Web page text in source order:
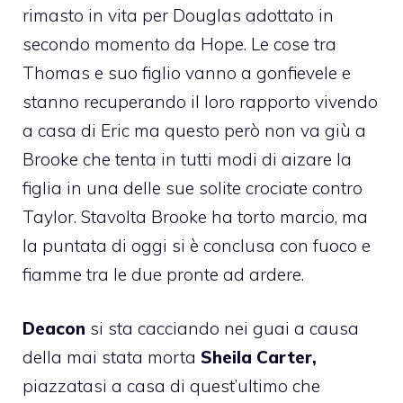
rimasto in vita per Douglas adottato in
secondo momento da Hope. Le cose tra
Thomas e suo figlio vanno a gonfievele e
stanno recuperando il loro rapporto vivendo
a casa di Eric ma questo però non va giù a
Brooke che tenta in tutti modi di aizare la
figlia in una delle sue solite crociate contro
Taylor. Stavolta Brooke ha torto marcio, ma
la puntata di oggi si è conclusa con fuoco e
fiamme tra le due pronte ad ardere.
Deacon si sta cacciando nei guai a causa
della mai stata morta Sheila Carter,
piazzatasi a casa di quest’ultimo che